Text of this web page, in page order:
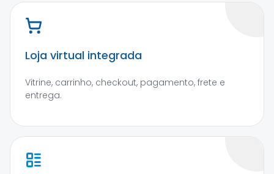
Loja virtual integrada
Vitrine, carrinho, checkout, pagamento, frete e
entrega.